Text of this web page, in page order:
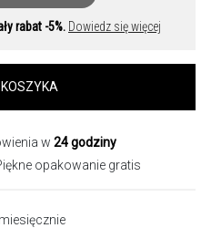
rabat -5%. Dowiedz się więcej
w 24 godziny
opakowanie gratis
miesięcznie